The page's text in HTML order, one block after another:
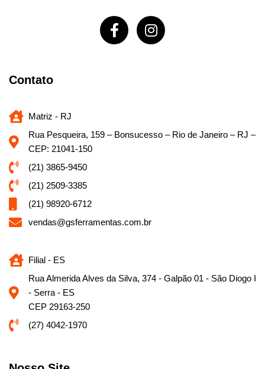
Contato
Matriz - RJ
Rua Pesqueira, 159 – Bonsucesso – Rio de Janeiro – RJ –
CEP: 21041-150
(21) 3865-9450
(21) 2509-3385
(21) 98920-6712
vendas@gsferramentas.com.br
Filial - ES
Rua Almerida Alves da Silva, 374 - Galpão 01 - São Diogo I
- Serra - ES
CEP 29163-250
(27) 4042-1970